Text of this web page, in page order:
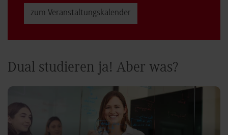
zum Veranstaltungs­kalender
Dual studieren ja! Aber was?